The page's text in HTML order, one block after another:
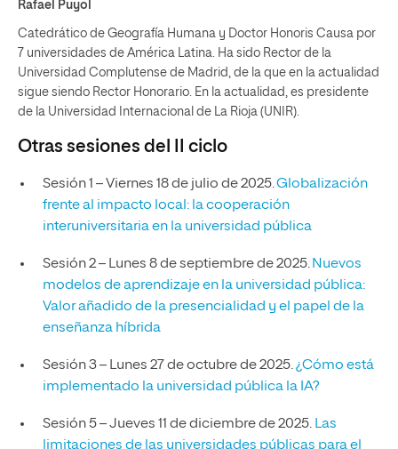
Rafael Puyol
Catedrático de Geografía Humana y Doctor Honoris Causa por
7 universidades de América Latina. Ha sido Rector de la
Universidad Complutense de Madrid, de la que en la actualidad
sigue siendo Rector Honorario. En la actualidad, es presidente
de la Universidad Internacional de La Rioja (UNIR).
Otras sesiones del II ciclo
Sesión 1 – Viernes 18 de julio de 2025.Globalización
frente al impacto local: la cooperación
interuniversitaria en la universidad pública
Sesión 2 – Lunes 8 de septiembre de 2025. Nuevos
modelos de aprendizaje en la universidad pública:
Valor añadido de la presencialidad y el papel de la
enseñanza híbrida
Sesión 3 – Lunes 27 de octubre de 2025.¿Cómo está
implementado la universidad pública la IA?
Sesión 5 – Jueves 11 de diciembre de 2025. Las
limitaciones de las universidades públicas para el